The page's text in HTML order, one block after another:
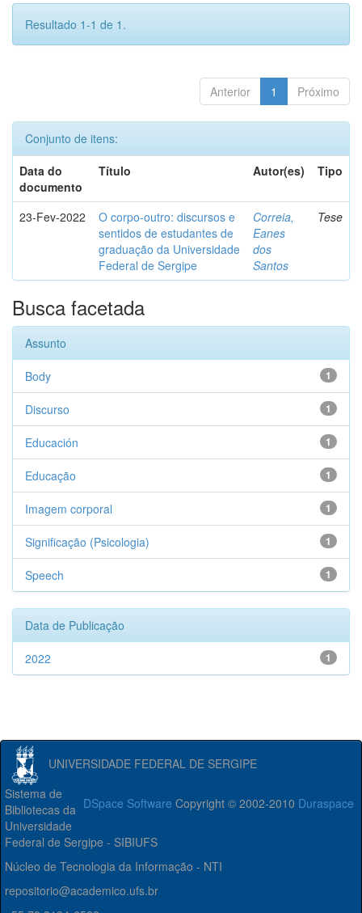
Resultado 1-1 de 1.
Anterior 1 Próximo
Conjunto de itens:
Data do
documento
Título Autor(es) Tipo
23-Fev-2022
O corpo-outro: discursos e
sentidos de estudantes de
graduação da Universidade
Federal de Sergipe
Correia,
Eanes
dos
Santos
Tese
Busca facetada
Assunto
1
Body
1
Discurso
1
Educación
1
Educação
1
Imagem corporal
1
Significação (Psicologia)
1
Speech
Data de Publicação
1
2022
UNIVERSIDADE FEDERAL DE SERGIPE
DSpace Software Copyright © 2002-2010 Duraspace
Sistema de
Bibliotecas da
Universidade
Federal de Sergipe - SIBIUFS
Núcleo de Tecnologia da Informação - NTI
repositorio@academico.ufs.br